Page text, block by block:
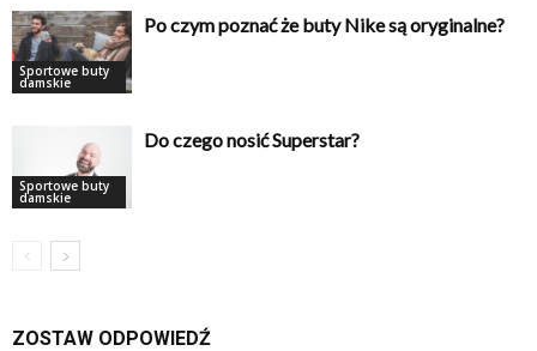
Sportowe buty
damskie
Po czym poznać że buty Nike są oryginalne?
Sportowe buty
damskie
Do czego nosić Superstar?
ZOSTAW ODPOWIEDŹ